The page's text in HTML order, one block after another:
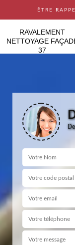
ÊTRE
RAVALEMENT
NETTOYAGE
37